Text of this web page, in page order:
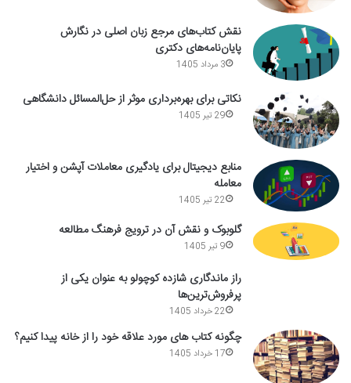
نقش کتاب‌های مرجع زبان اصلی در نگارش
پایان‌نامه‌های دکتری
3 مرداد 1405
نکاتی برای بهره‌برداری موثر از حل‌المسائل دانشگاهی
29 تیر 1405
منابع دیجیتال برای یادگیری معاملات آپشن و اختیار
معامله
22 تیر 1405
گلوبوک و نقش آن در ترویج فرهنگ مطالعه
9 تیر 1405
راز ماندگاری شازده کوچولو به عنوان یکی از
پرفروش‌ترین‌ها
22 خرداد 1405
چگونه کتاب های مورد علاقه خود را از خانه پیدا کنیم؟
17 خرداد 1405